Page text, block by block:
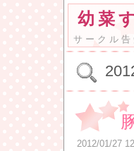
幼菜
サークル
2012/01/27